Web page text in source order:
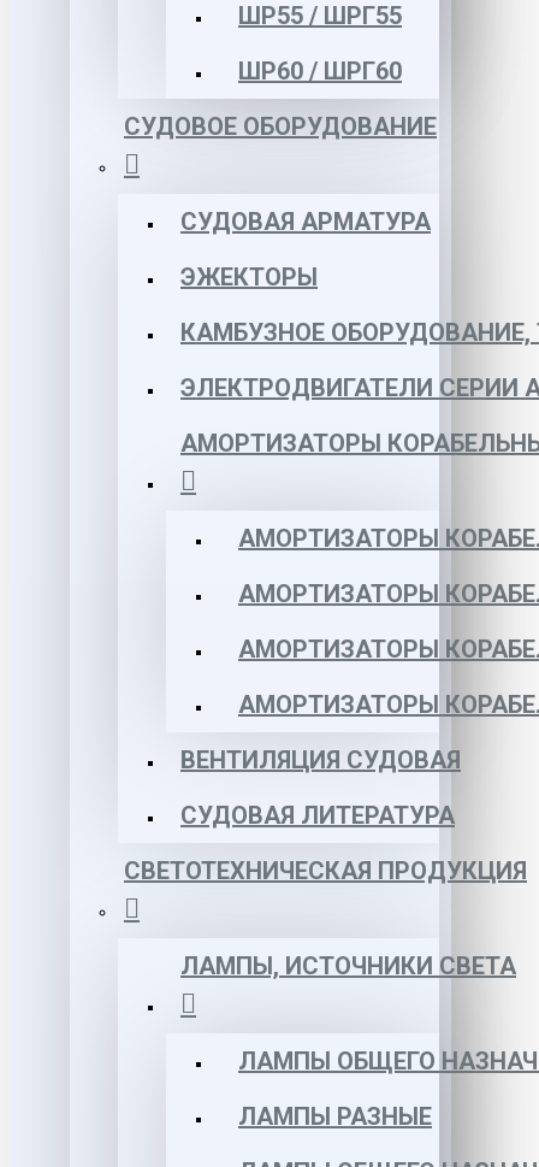
ШР55 / ШРГ55
ШР60 / ШРГ60
СУДОВОЕ ОБОРУДОВАНИЕ
СУДОВАЯ АРМАТУРА
ЭЖЕКТОРЫ
КАМБУЗНОЕ
ЭЛЕКТРОДВИГАТЕЛИ СЕРИИ
АМОРТИЗАТОРЫ
АМОРТИЗАТОРЫ
АМОРТИЗАТОРЫ
АМОРТИЗАТОРЫ
АМОРТИЗАТОРЫ
ВЕНТИЛЯЦИЯ СУДОВАЯ
СУДОВАЯ ЛИТЕРАТУРА
СВЕТОТЕХНИЧЕСКАЯ ПРОДУКЦИЯ
ЛАМПЫ, ИСТОЧНИКИ СВЕТА
ЛАМПЫ ОБЩЕГО
ЛАМПЫ РАЗНЫЕ